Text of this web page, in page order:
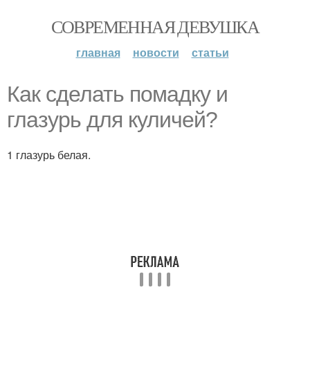
СОВРЕМЕННАЯ ДЕВУШКА
главная новости статьи
Как сделать помадку и
глазурь для куличей?
1 глазурь белая.